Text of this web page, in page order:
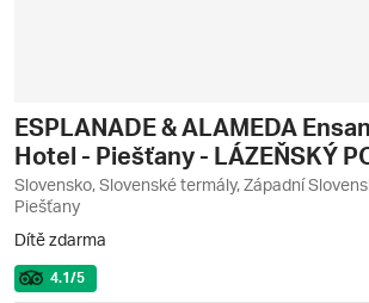
ESPLANADE & ALAMEDA
Hotel - Piešťany - LÁZEŇSKÝ
Slovensko, Slovenské termály, Západní
Piešťany
Dítě zdarma
4.1/5